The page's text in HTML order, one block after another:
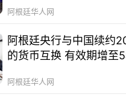
阿根廷华人网
阿根廷央行与中国续约
的货币互换 有效期增至
阿根廷华人网